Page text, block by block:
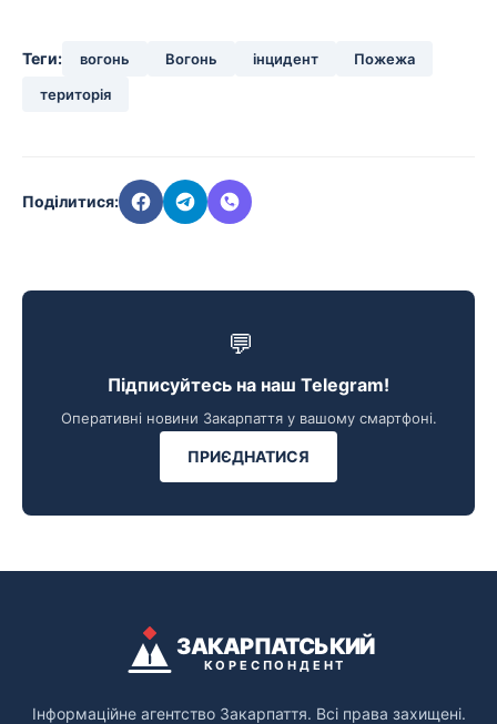
Теги: вогонь Вогонь інцидент
Пожежа
територія
Поділитися:
💬
Підписуйтесь на наш Telegram!
Оперативні новини Закарпаття у вашому смартфоні.
ПРИЄДНАТИСЯ
ЗАКАРПАТСЬКИЙ
КОРЕСПОНДЕНТ
Інформаційне агентство Закарпаття. Всі права захищені.